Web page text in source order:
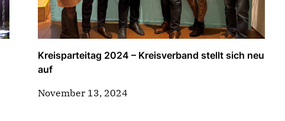
Kreisparteitag 2024 – Kreisverband stellt sich neu
auf
November 13, 2024